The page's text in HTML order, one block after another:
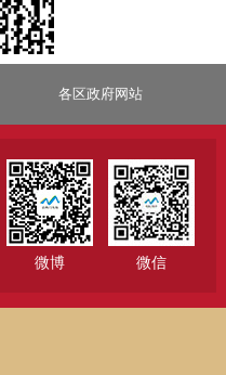
各区政府网站
微博 微信